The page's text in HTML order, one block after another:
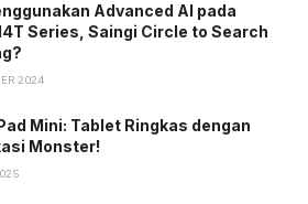
Advanced AI pada
Series, Saingi Circle to Search
2024
Mini: Tablet Ringkas dengan
Monster!